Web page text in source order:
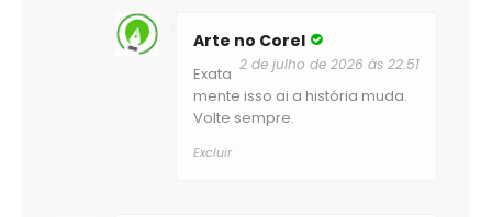
Arte no Corel
2 de julho de 2026 às 22:51
Exata
mente isso ai a história muda.
Volte sempre.
Excluir